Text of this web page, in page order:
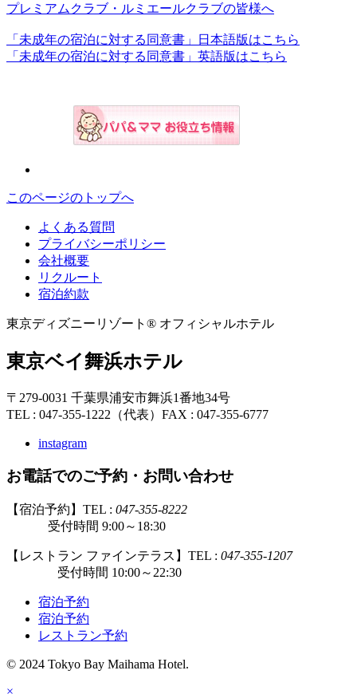
プレミアムクラブ・ルミエールクラブの皆様へ
「未成年の宿泊に対する同意書」日本語版はこちら
「未成年の宿泊に対する同意書」英語版はこちら
このページのトップへ
よくある質問
プライバシーポリシー
会社概要
リクルート
宿泊約款
東京ディズニーリゾート® オフィシャルホテル
東京ベイ舞浜ホテル
〒279-0031 千葉県浦安市舞浜1番地34号
TEL : 047-355-1222（代表） FAX : 047-355-6777
instagram
お電話でのご予約・お問い合わせ
【宿泊予約】TEL : 047-355-8222
受付時間 9:00～18:30
【レストラン ファインテラス】TEL : 047-355-1207
受付時間 10:00～22:30
宿泊予約
宿泊予約
レストラン予約
© 2024 Tokyo Bay Maihama Hotel.
×